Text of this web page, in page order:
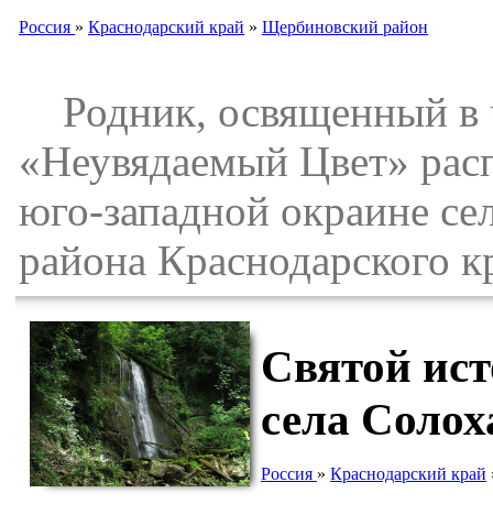
Россия » Краснодарский край » Щербиновский район
Родник, освященный в
«Неувядаемый Цвет»
юго-западной окраине
района Краснодарского
Святой
села
Россия » Краснодарский край